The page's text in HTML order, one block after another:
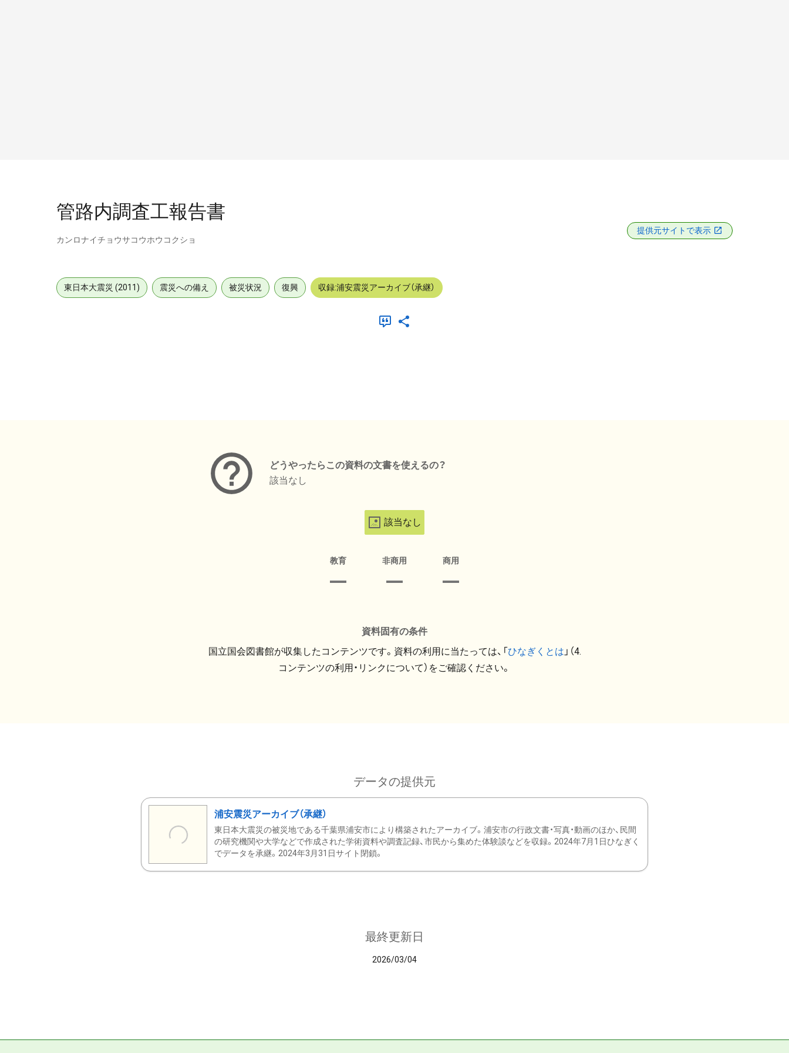
管路内調査工報告書
カンロナイチョウサコウホウコクショ
提供元サイトで表示
東日本大震災 (2011) 震災への備え 被災状況 復興 収録:浦安震災アーカイブ（承継）
どうやったらこの資料の文書を使えるの？
該当なし
該当なし
教育 非商用 商用
資料固有の条件
国立国会図書館が収集したコンテンツです。資料の利用に当たっては、「ひなぎくとは 」（4.
コンテンツの利用・リンクについて）をご確認ください。
データの提供元
浦安震災アーカイブ（承継）
東日本大震災の被災地である千葉県浦安市により構築されたアーカイブ。浦安市の行政文書・写真・動画のほか、民間
の研究機関や大学などで作成された学術資料や調査記録、市民から集めた体験談などを収録。2024年7月1日ひなぎく
でデータを承継。2024年3月31日サイト閉鎖。
最終更新日
2026/03/04